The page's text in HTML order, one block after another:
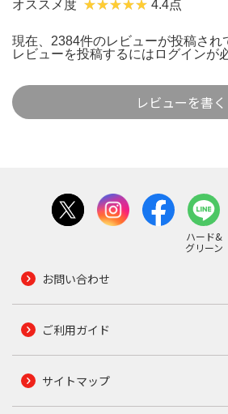
オススメ度 4.4点
現在、2384件のレビューが投稿され
レビューを投稿するには ログインが
レビューを書く
ハード&
グリーン
お問い合わせ
ご利用ガイド
サイトマップ